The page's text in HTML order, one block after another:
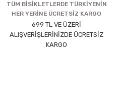
TÜM BİSİKLETLERDE TÜRKİYENİN
HER YERİNE ÜCRETSİZ KARGO
699 TL VE ÜZERİ
ALIŞVERİŞLERİNİZDE ÜCRETSİZ
KARGO